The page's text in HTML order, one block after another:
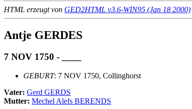
HTML erzeugt von GED2HTML v3.6-WIN95 (Jan 18 2000)
Antje GERDES
7 NOV 1750 - ____
GEBURT: 7 NOV 1750, Collinghorst
Vater: Gerd GERDS
Mutter: Mechel Alefs BERENDS